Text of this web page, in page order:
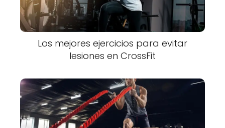
Los mejores ejercicios para evitar
lesiones en CrossFit